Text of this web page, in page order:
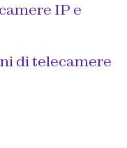
IP e
di telecamere